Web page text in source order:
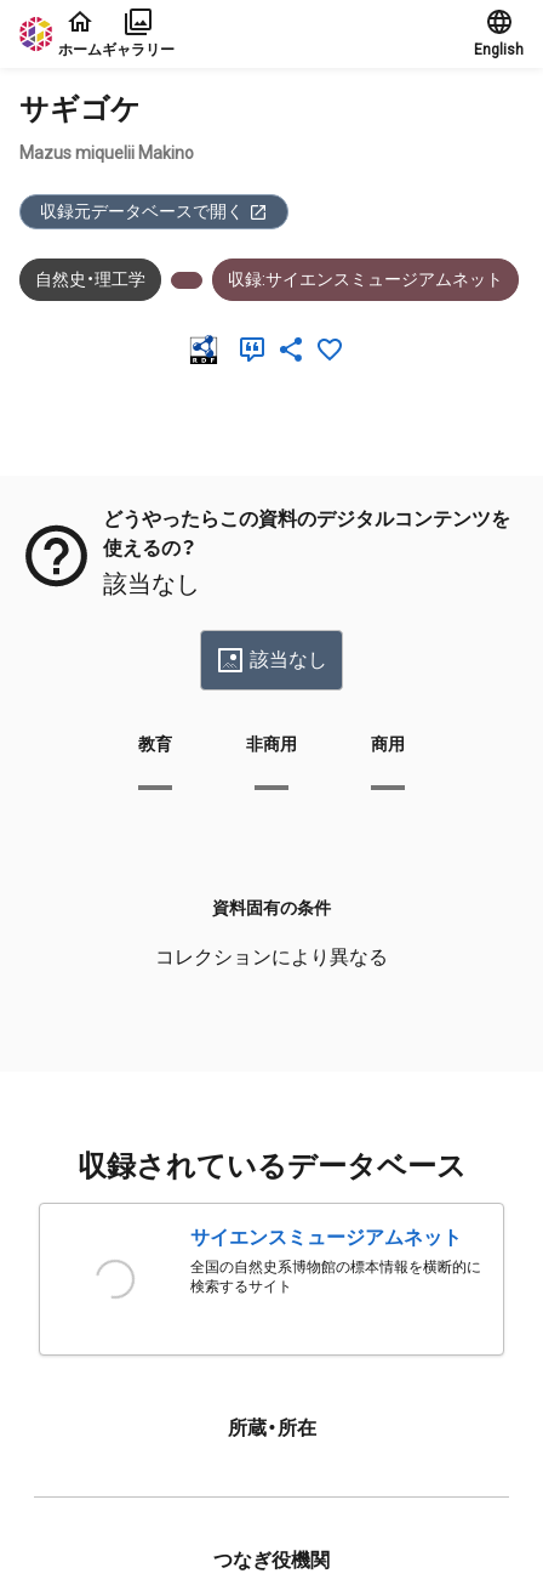
本文に飛ぶ
ホームギャラリー English
サギゴケ
Mazus miquelii Makino
収録元データベースで開く
自然史・理工学 収録:サイエンスミュージアムネット
どうやったらこの資料のデジタルコンテンツを
使えるの？
該当なし
該当なし
教育 非商用 商用
資料固有の条件
コレクションにより異なる
収録されているデータベース
サイエンスミュージアムネット
全国の自然史系博物館の標本情報を横断的に
検索するサイト
所蔵・所在
つなぎ役機関